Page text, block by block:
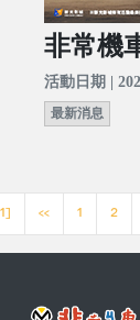
非常機
活動日期 |
最新消息
<< 1 2